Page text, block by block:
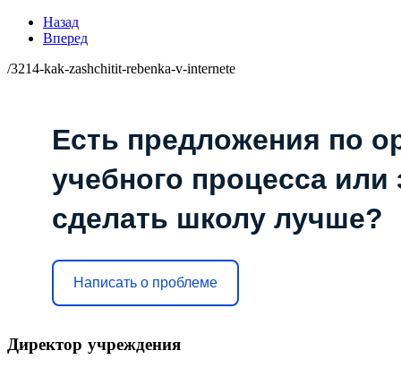
Назад
Вперед
/3214-kak-zashchitit-rebenka-v-internete
Есть предложения по
учебного процесса или
сделать школу лучше?
Написать о проблеме
Директор учреждения